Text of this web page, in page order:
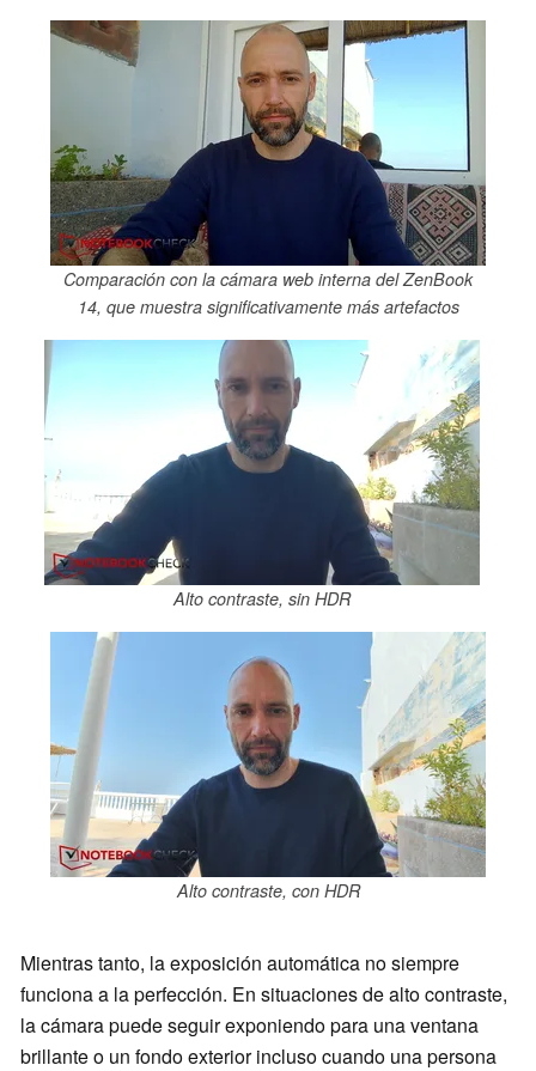
Comparación con la cámara web interna del ZenBook
14, que muestra significativamente más artefactos
Alto contraste, sin HDR
Alto contraste, con HDR
Mientras tanto, la exposición automática no siempre
funciona a la perfección. En situaciones de alto contraste,
la cámara puede seguir exponiendo para una ventana
brillante o un fondo exterior incluso cuando una persona